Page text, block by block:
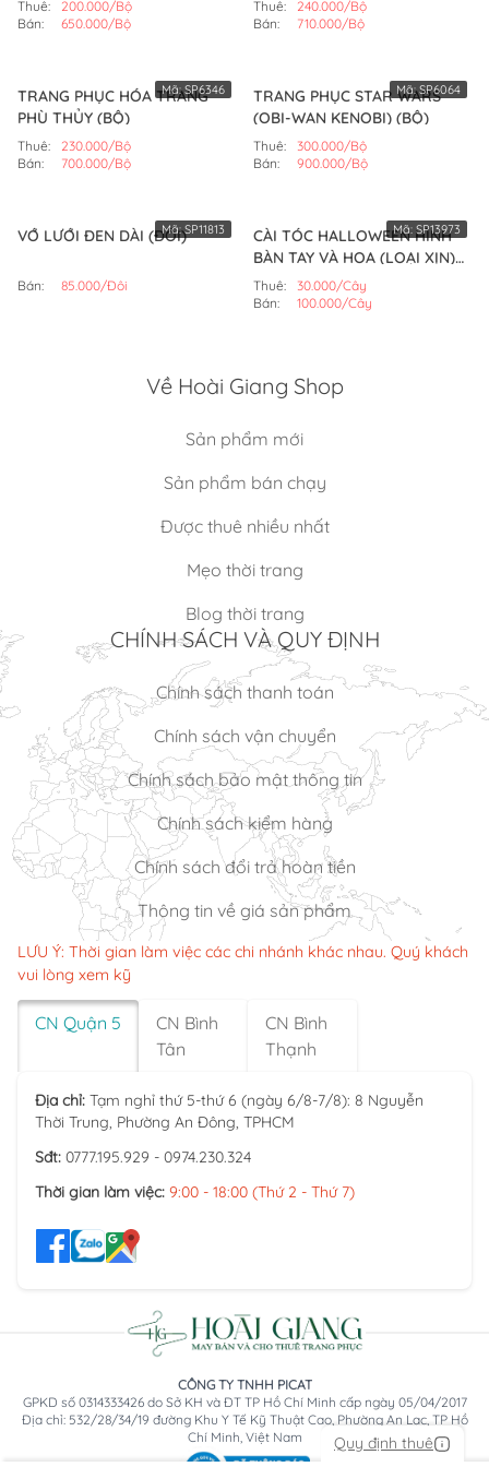
Thuê:
200.000/Bộ
Bán:
650.000/Bộ
Thuê:
240.000/Bộ
Bán:
710.000/Bộ
TRANG PHỤC HÓA TRANG
PHÙ THỦY (BỘ)
Thuê:
230.000/Bộ
Bán:
700.000/Bộ
Mã:SP6346
TRANG PHỤC STAR WARS
(OBI-WAN KENOBI) (BỘ)
Thuê:
300.000/Bộ
Bán:
900.000/Bộ
Mã:SP6064
VỚ LƯỚI ĐEN DÀI (ĐÔI)
Bán: 85.000/Đôi
Mã:SP11813
CÀI TÓC HALLOWEEN HÌNH
BÀN TAY VÀ HOA (LOẠI XỊN)
(CÂY)
Thuê:
30.000/Cây
Bán:
100.000/Cây
Mã: SP13973
Quy định thuê
Về Hoài Giang Shop
Sản phẩm mới
Sản phẩm bán chạy
Được thuê nhiều nhất
Mẹo thời trang
Blog thời trang
CHÍNH SÁCH VÀ QUY ĐỊNH
Chính sách thanh toán
Chính sách vận chuyển
Chính sách bảo mật thông tin
Chính sách kiểm hàng
Chính sách đổi trả hoàn tiền
Thông tin về giá sản phẩm
LƯU Ý: Thời gian làm việc các chi nhánh khác nhau. Quý khách
vui lòng xem kỹ
CN Quận 5
CN Bình
Tân
CN Bình
Thạnh
Địa chỉ: Tạm nghỉ thứ 5-thứ 6 (ngày 6/8-7/8): 8 Nguyễn
Thời Trung, Phường An Đông, TPHCM
Sđt: 0777.195.929 - 0974.230.324
Thời gian làm việc: 9:00 - 18:00 (Thứ 2 - Thứ 7)
CÔNG TY TNHH PICAT
GPKD số 0314333426 do Sở KH và ĐT TP Hồ Chí Minh cấp ngày 05/04/2017
Địa chỉ: 532/28/34/19 đường Khu Y Tế Kỹ Thuật Cao, Phường An Lạc, TP Hồ
Chí Minh, Việt Nam